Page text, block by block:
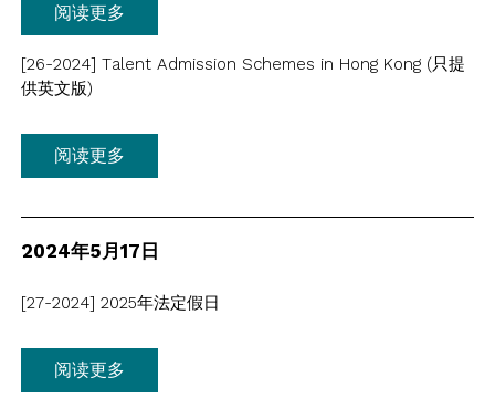
阅读更多
[26-2024] Talent Admission Schemes in Hong Kong (只提
供英文版)
阅读更多
2024年5月17日
[27-2024] 2025年法定假日
阅读更多